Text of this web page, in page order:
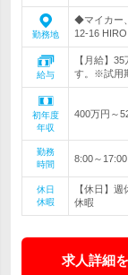
勤務地
◆マイカー
12-16
給与
【月給】
す。※試用
初年度
年収
400万円～
勤務
時間
8:00～17:00
休日
休暇
【休日】
休暇
求人詳細